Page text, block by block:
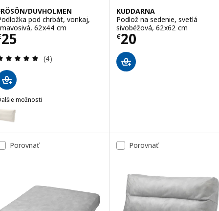
DUVHOLMEN
pod chrbát, vonkaj,
62x44 cm
25 € 25
Prehľad: 5 z 5 hviezdy. Celkové hodnotenie:
(4)
možnosti
DUVHOLMEN
FRÖSÖN/DUVHOLMEN, Podložka pod chrbát, vonkaj,
KUDDARNA
Podlož na sedenie, svetlá
sivobéžová, 62x62 cm
€20
Cena € 20
Porovnať Porovnať